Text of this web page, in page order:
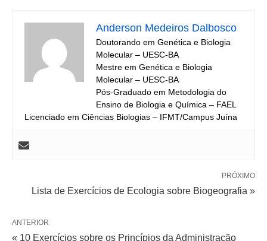
Anderson Medeiros Dalbosco
Doutorando em Genética e Biologia
Molecular – UESC-BA
Mestre em Genética e Biologia
Molecular – UESC-BA
Pós-Graduado em Metodologia do
Ensino de Biologia e Química – FAEL
Licenciado em Ciências Biologias – IFMT/Campus Juína
PRÓXIMO
Lista de Exercícios de Ecologia sobre Biogeografia »
ANTERIOR
« 10 Exercícios sobre os Princípios da Administração